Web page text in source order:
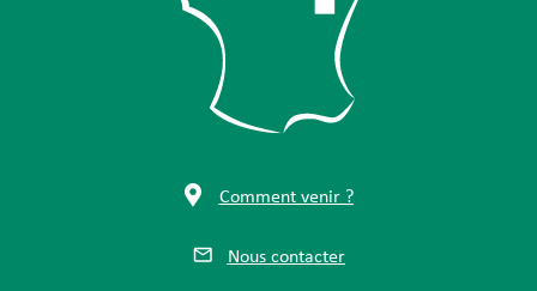
Comment venir ?
Nous contacter